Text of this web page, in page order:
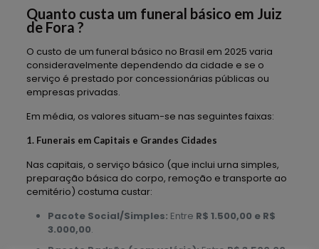
Quanto custa um funeral básico em Juiz
de Fora ?
O custo de um funeral básico no Brasil em 2025 varia
consideravelmente dependendo da cidade e se o
serviço é prestado por concessionárias públicas ou
empresas privadas.
Em média, os valores situam-se nas seguintes faixas:
1. Funerais em Capitais e Grandes Cidades
Nas capitais, o serviço básico (que inclui urna simples,
preparação básica do corpo, remoção e transporte ao
cemitério) costuma custar:
Pacote Social/Simples: Entre R$ 1.500,00 e R$
3.000,00.